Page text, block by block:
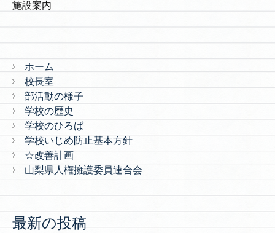
施設案内
ホーム
校長室
部活動の様子
学校の歴史
学校のひろば
学校いじめ防止基本方針
☆改善計画
山梨県人権擁護委員連合会
最新の投稿